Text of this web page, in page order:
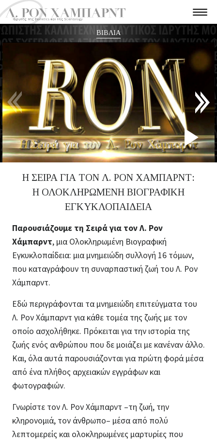
ΒΙΒΛΙΑ
Η ΣΕΙΡΑ ΓΙΑ ΤΟΝ Λ. ΡΟΝ ΧΑΜΠΑΡΝΤ:
Η ΟΛΟΚΛΗΡΩΜΕΝΗ ΒΙΟΓΡΑΦΙΚΗ
ΕΓΚΥΚΛΟΠΑΙΔΕΙΑ
Παρουσιάζουμε τη Σειρά για τον Λ. Ρον
Χάμπαρντ, μια Ολοκληρωμένη Βιογραφική
Εγκυκλοπαίδεια: μια μνημειώδη συλλογή 16 τόμων,
που καταγράφουν τη συναρπαστική ζωή του Λ. Ρον
Χάμπαρντ.
Εδώ περιγράφονται τα μνημειώδη επιτεύγματα του
Λ. Ρον Χάμπαρντ για κάθε τομέα της ζωής με τον
οποίο ασχολήθηκε. Πρόκειται για την ιστορία της
ζωής ενός ανθρώπου που δε μοιάζει με κανέναν άλλο.
Και, όλα αυτά παρουσιάζονται για πρώτη φορά μέσα
από ένα πλήθος αρχειακών εγγράφων και
φωτογραφιών.
Γνωρίστε τον Λ. Ρον Χάμπαρντ –τη ζωή, την
κληρονομιά, τον άνθρωπο– μέσα από πολύ
λεπτομερείς και ολοκληρωμένες μαρτυρίες που